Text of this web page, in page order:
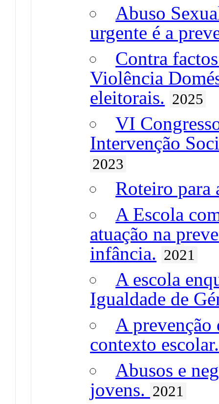
Abuso
urgente é a
Contra
Violência
eleitorais. 2025
VI
Intervenção
2023
Roteiro para
A Escola
atuação na
infância. 2021
A escola
Igualdade de
A
contexto escolar.
Abusos e
jovens. 2021